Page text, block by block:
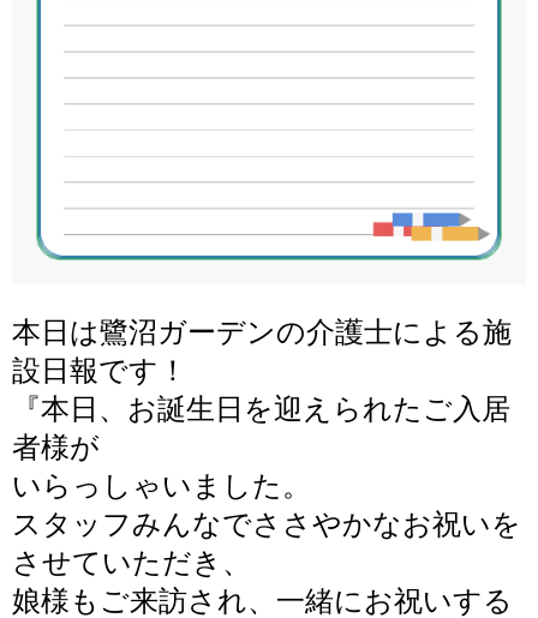
本日は鷺沼ガーデンの介護士による施
設日報です！
『本日、お誕生日を迎えられたご入居
者様が
いらっしゃいました。
スタッフみんなでささやかなお祝いを
させていただき、
娘様もご来訪され、一緒にお祝いする